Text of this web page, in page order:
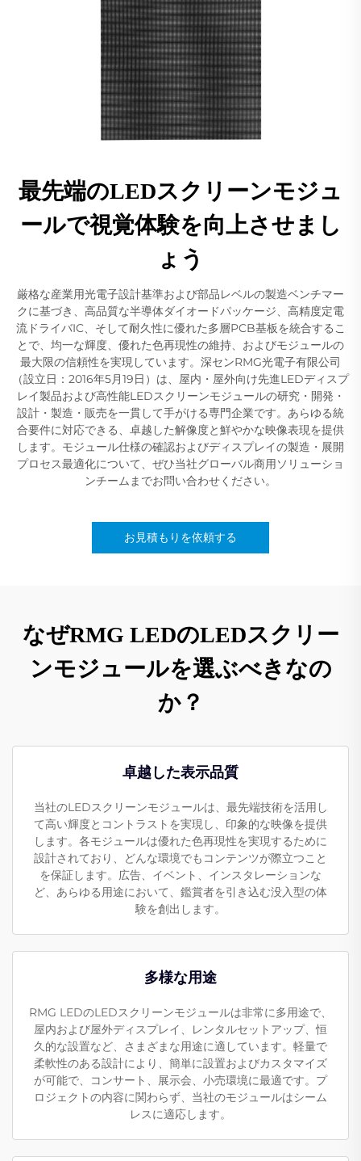
最先端のLEDスクリーンモジュ
ールで視覚体験を向上させまし
ょう
厳格な産業用光電子設計基準および部品レベルの製造ベンチマー
クに基づき、高品質な半導体ダイオードパッケージ、高精度定電
流ドライバIC、そして耐久性に優れた多層PCB基板を統合するこ
とで、均一な輝度、優れた色再現性の維持、およびモジュールの
最大限の信頼性を実現しています。深センRMG光電子有限公司
（設立日：2016年5月19日）は、屋内・屋外向け先進LEDディスプ
レイ製品および高性能LEDスクリーンモジュールの研究・開発・
設計・製造・販売を一貫して手がける専門企業です。あらゆる統
合要件に対応できる、卓越した解像度と鮮やかな映像表現を提供
します。モジュール仕様の確認およびディスプレイの製造・展開
プロセス最適化について、ぜひ当社グローバル商用ソリューショ
ンチームまでお問い合わせください。
お見積もりを依頼する
なぜRMG LEDのLEDスクリー
ンモジュールを選ぶべきなの
か？
卓越した表示品質
当社のLEDスクリーンモジュールは、最先端技術を活用し
て高い輝度とコントラストを実現し、印象的な映像を提供
します。各モジュールは優れた色再現性を実現するために
設計されており、どんな環境でもコンテンツが際立つこと
を保証します。広告、イベント、インスタレーションな
ど、あらゆる用途において、鑑賞者を引き込む没入型の体
験を創出します。
多様な用途
RMG LEDのLEDスクリーンモジュールは非常に多用途で、
屋内および屋外ディスプレイ、レンタルセットアップ、恒
久的な設置など、さまざまな用途に適しています。軽量で
柔軟性のある設計により、簡単に設置およびカスタマイズ
が可能で、コンサート、展示会、小売環境に最適です。プ
ロジェクトの内容に関わらず、当社のモジュールはシーム
レスに適応します。